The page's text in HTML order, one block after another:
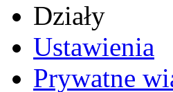
Działy
Ustawienia
Prywatne